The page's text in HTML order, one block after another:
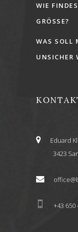
WIE
GRÖSSE?
WAS SOLL
UNSICHER
Eduard
3423
+43 650